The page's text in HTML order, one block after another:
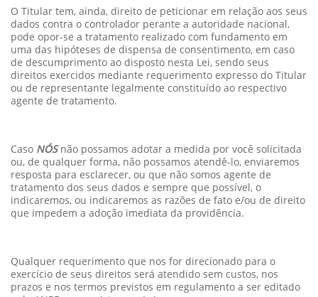
O Titular tem, ainda, direito de peticionar em relação aos seus
dados contra o controlador perante a autoridade nacional,
pode opor-se a tratamento realizado com fundamento em
uma das hipóteses de dispensa de consentimento, em caso
de descumprimento ao disposto nesta Lei, sendo seus
direitos exercidos mediante requerimento expresso do Titular
ou de representante legalmente constituído ao respectivo
agente de tratamento.
Caso NÓSnão possamos adotar a medida por você solicitada
ou, de qualquer forma, não possamos atendê-lo, enviaremos
resposta para esclarecer, ou que não somos agente de
tratamento dos seus dados e sempre que possível, o
indicaremos, ou indicaremos as razões de fato e/ou de direito
que impedem a adoção imediata da providência.
Qualquer requerimento que nos for direcionado para o
exercício de seus direitos será atendido sem custos, nos
prazos e nos termos previstos em regulamento a ser editado